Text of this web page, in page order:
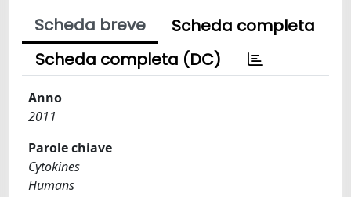
Scheda breve
Scheda completa
Scheda completa (DC)
Anno
2011
Parole chiave
Cytokines
Humans